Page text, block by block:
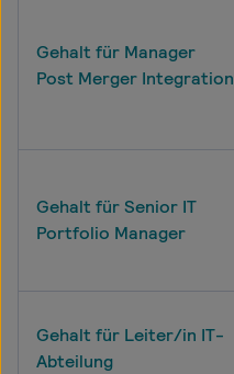
Gehalt für Manager
Post Merger Integration
Gehalt für Senior IT
Portfolio Manager
Gehalt für Leiter/in IT-
Abteilung